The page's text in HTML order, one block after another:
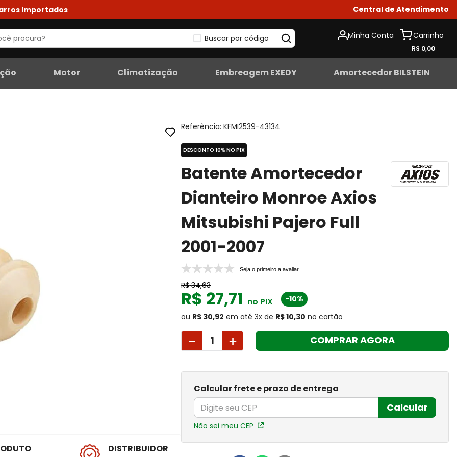
Importados Central de Atendimento
Buscar por código Minha Conta
R$ 0,00
Motor Climatização Embreagem EXEDY Amortecedor BILSTEIN
DISTRIBUIDOR
Referência:KFMI2539-43134
DESCONTO 10% NO PIX
Batente Amortecedor
Dianteiro Monroe Axios
Mitsubishi Pajero Full
2001-2007
Seja o primeiro a avaliar
R$ 34,63
R$ 27,71 no PIX
-10%
ou R$ 30,92 em até 3x de R$ 10,30 no cartão
＋
－ COMPRAR AGORA
Calcular frete e prazo de entrega
Calcular
Não sei meu CEP